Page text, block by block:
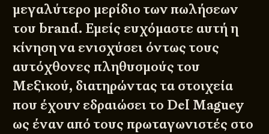
μεγαλύτερο μερίδιο των πωλήσεων
του brand. Εμείς ευχόμαστε αυτή η
κίνηση να ενισχύσει όντως τους
αυτόχθονες πληθυσμούς του
Μεξικού, διατηρώντας τα στοιχεία
που έχουν εδραιώσει το Del Maguey
ως έναν από τους πρωταγωνιστές στο